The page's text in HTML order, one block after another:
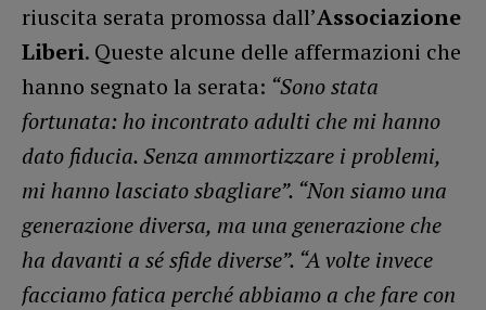
riuscita serata promossa dall’Associazione
Liberi. Queste alcune delle affermazioni che
hanno segnato la serata: “Sono stata
fortunata: ho incontrato adulti che mi hanno
dato fiducia. Senza ammortizzare i problemi,
mi hanno lasciato sbagliare”. “Non siamo una
generazione diversa, ma una generazione che
ha davanti a sé sfide diverse”. “A volte invece
facciamo fatica perché abbiamo a che fare con